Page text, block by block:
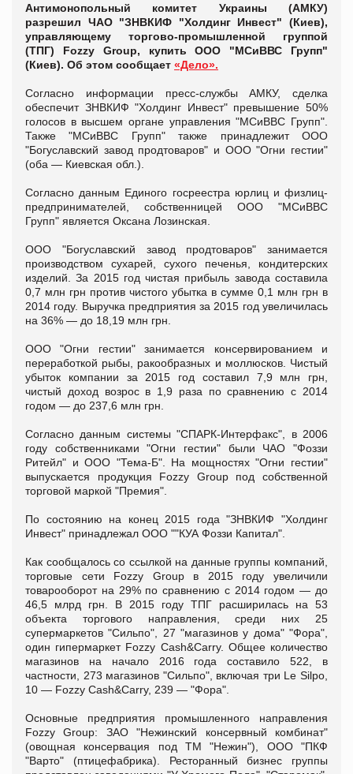
Антимонопольный комитет Украины (АМКУ)
разрешил ЧАО "ЗНВКИФ "Холдинг Инвест" (Киев),
управляющему торгово-промышленной группой
(ТПГ) Fozzy Group, купить ООО "МСиВВС Групп"
(Киев). Об этом сообщает «Дело».
Согласно информации пресс-службы АМКУ, сделка
обеспечит ЗНВКИФ "Холдинг Инвест" превышение 50%
голосов в высшем органе управления "МСиВВС Групп".
Также "МСиВВС Групп" также принадлежит ООО
"Богуславский завод продтоваров" и ООО "Огни гестии"
(оба — Киевская обл.).
Согласно данным Единого госреестра юрлиц и физлиц-
предпринимателей, собственницей ООО "МСиВВС
Групп" является Оксана Лозинская.
ООО "Богуславский завод продтоваров" занимается
производством сухарей, сухого печенья, кондитерских
изделий. За 2015 год чистая прибыль завода составила
0,7 млн грн против чистого убытка в сумме 0,1 млн грн в
2014 году. Выручка предприятия за 2015 год увеличилась
на 36% — до 18,19 млн грн.
ООО "Огни гестии" занимается консервированием и
переработкой рыбы, ракообразных и моллюсков. Чистый
убыток компании за 2015 год составил 7,9 млн грн,
чистый доход возрос в 1,9 раза по сравнению с 2014
годом — до 237,6 млн грн.
Согласно данным системы "СПАРК-Интерфакс", в 2006
году собственниками "Огни гестии" были ЧАО "Фоззи
Ритейл" и ООО "Тема-Б". На мощностях "Огни гестии"
выпускается продукция Fozzy Group под собственной
торговой маркой "Премия".
По состоянию на конец 2015 года "ЗНВКИФ "Холдинг
Инвест" принадлежал ООО ""КУА Фоззи Капитал".
Как сообщалось со ссылкой на данные группы компаний,
торговые сети Fozzy Group в 2015 году увеличили
товарооборот на 29% по сравнению с 2014 годом — до
46,5 млрд грн. В 2015 году ТПГ расширилась на 53
объекта торгового направления, среди них 25
супермаркетов "Сильпо", 27 "магазинов у дома" "Фора",
один гипермаркет Fozzy Cash&Carry. Общее количество
магазинов на начало 2016 года составило 522, в
частности, 273 магазинов "Сильпо", включая три Le Silpo,
10 — Fozzy Cash&Carry, 239 — "Фора".
Основные предприятия промышленного направления
Fozzy Group: ЗАО "Нежинский консервный комбинат"
(овощная консервация под ТМ "Нежин"), ООО "ПКФ
"Варто" (птицефабрика). Ресторанный бизнес группы